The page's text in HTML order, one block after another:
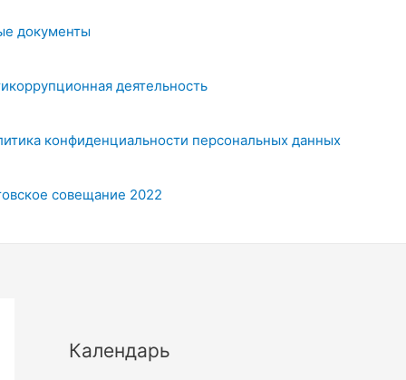
документы
деятельность
конфиденциальности персональных данных
совещание 2022
Календарь